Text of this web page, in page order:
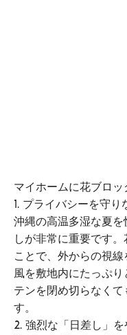
マイホームに花ブロ
1. プライバシーを守り
沖縄の高温多湿な夏
しが非常に重要です
ことで、外からの視
風を敷地内にたっぷ
テンを閉め切らなく
す。
2. 強烈な「日差し」を